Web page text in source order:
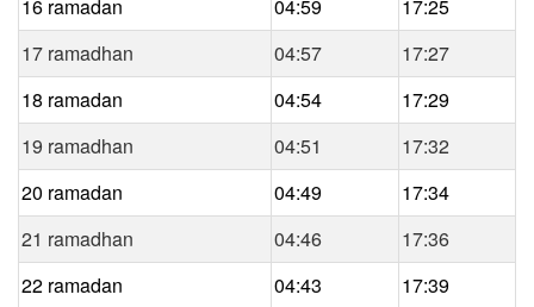
16 ramadan
04:59
17:25
17 ramadhan
04:57
17:27
18 ramadan
04:54
17:29
19 ramadhan
04:51
17:32
20 ramadan
04:49
17:34
21 ramadhan
04:46
17:36
22 ramadan
04:43
17:39